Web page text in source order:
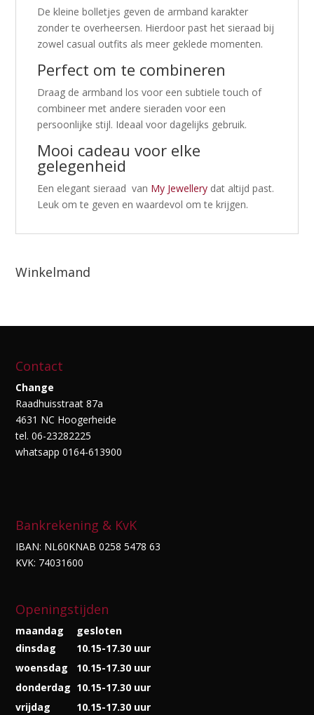
De kleine bolletjes geven de armband karakter
zonder te overheersen. Hierdoor past het sieraad bij
zowel casual outfits als meer geklede momenten.
Perfect om te combineren
Draag de armband los voor een subtiele touch of
combineer met andere sieraden voor een
persoonlijke stijl. Ideaal voor dagelijks gebruik.
Mooi cadeau voor elke
gelegenheid
Een elegant sieraad van My Jewellery dat altijd past.
Leuk om te geven en waardevol om te krijgen.
Winkelmand
Contact
Change
Raadhuisstraat 87a
4631 NC Hoogerheide
tel. 06-23282225
whatsapp 0164-613900
Bankrekening & KvK
IBAN: NL60KNAB 0258 5478 63
KVK: 74031600
Openingstijden
maandag
gesloten
dinsdag
10.15-17.30 uur
woensdag
10.15-17.30 uur
donderdag 10.15-17.30 uur
vrijdag
10.15-17.30 uur